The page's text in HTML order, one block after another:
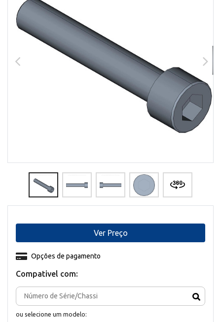
Compativel com:
ou selecione um modelo:
Opções de pagamento
Ver Preço